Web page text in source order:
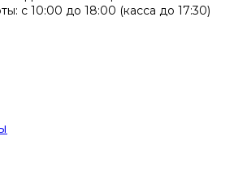
с 10:00 до 18:00 (касса до 17:30)